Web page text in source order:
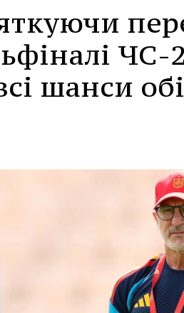
ЧС-
шанси